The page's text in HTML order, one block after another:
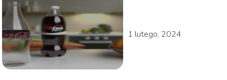
1 lutego, 2024